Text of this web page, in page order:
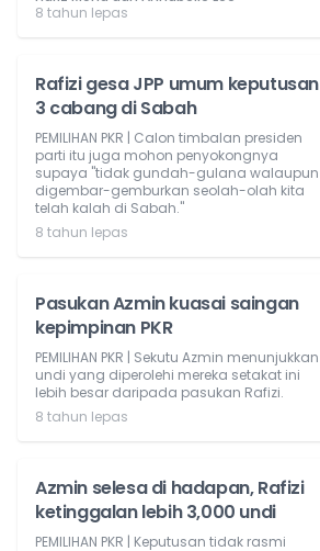
8 tahun lepas
Rafizi gesa JPP umum keputusan
3 cabang di Sabah
PEMILIHAN PKR | Calon timbalan presiden
parti itu juga mohon penyokongnya
supaya "tidak gundah-gulana walaupun
digembar-gemburkan seolah-olah kita
telah kalah di Sabah."
8 tahun lepas
Pasukan Azmin kuasai saingan
kepimpinan PKR
PEMILIHAN PKR | Sekutu Azmin menunjukkan
undi yang diperolehi mereka setakat ini
lebih besar daripada pasukan Rafizi.
8 tahun lepas
Azmin selesa di hadapan, Rafizi
ketinggalan lebih 3,000 undi
PEMILIHAN PKR | Keputusan tidak rasmi